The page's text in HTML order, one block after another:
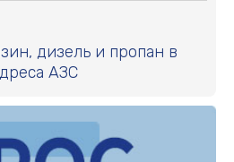
дизель и пропан в
АЗС